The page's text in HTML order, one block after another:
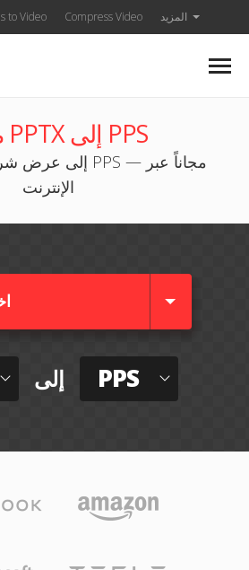
to Video Compress Video المزيد
محوّل PPTX إلى PPS
الإنترنت
إلى PPS